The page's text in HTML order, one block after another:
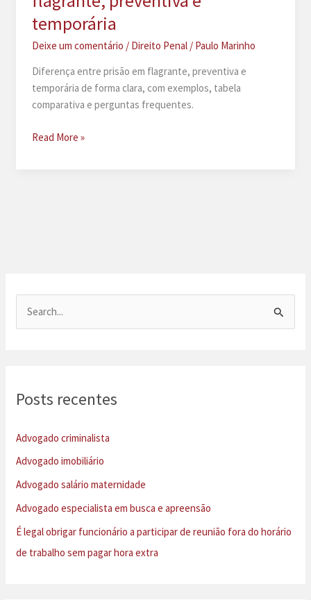
temporária
Deixe um comentário / Direito Penal/ Paulo Marinho
Diferença entre prisão em flagrante, preventiva e
temporária de forma clara, com exemplos, tabela
comparativa e perguntas frequentes.
Diferença
Read More »
i
p
o
r
:
Posts recentes
Advogado criminalista
Advogado imobiliário
Advogado salário maternidade
Advogado especialista em busca e apreensão
É legal obrigar funcionário a participar de reunião fora do horário
de trabalho sem pagar hora extra